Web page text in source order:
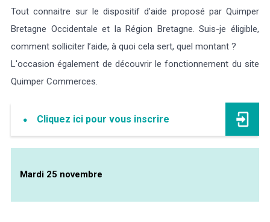
Tout connaitre sur le dispositif d’aide proposé par Quimper
Bretagne Occidentale et la Région Bretagne. Suis-je éligible,
comment solliciter l’aide, à quoi cela sert, quel montant ?
L'occasion également de découvrir le fonctionnement du site
Quimper Commerces.
Cliquez ici pour vous inscrire
Mardi 25 novembre